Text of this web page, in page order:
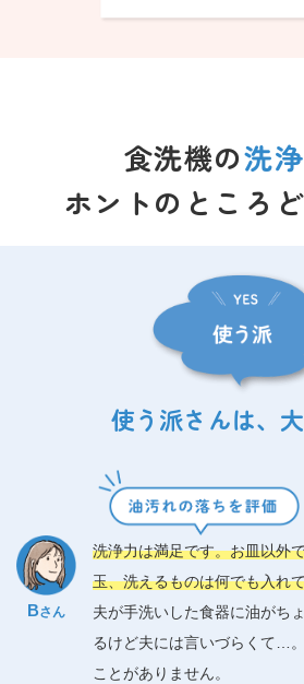
食洗機の洗
ホントのところ
使う派さんは、
Bさん
洗浄力は満足です。お皿以外
玉、洗えるものは何でも入れ
夫が手洗いした食器に油がち
るけど夫には言いづらくて…
ことがありません。